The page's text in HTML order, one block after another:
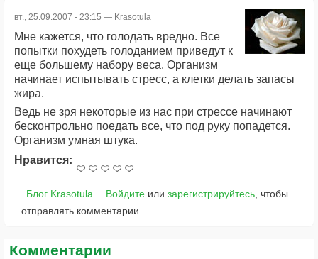
вт., 25.09.2007 - 23:15 — Krasotula
Мне кажется, что голодать вредно. Все
попытки похудеть голоданием приведут к
еще большему набору веса. Организм
начинает испытывать стресс, а клетки делать запасы
жира.
Ведь не зря некоторые из нас при стрессе начинают
бесконтрольно поедать все, что под руку попадется.
Организм умная штука.
Нравится:
Блог Krasotula Войдитеили зарегистрируйтесь, чтобы
отправлять комментарии
Комментарии